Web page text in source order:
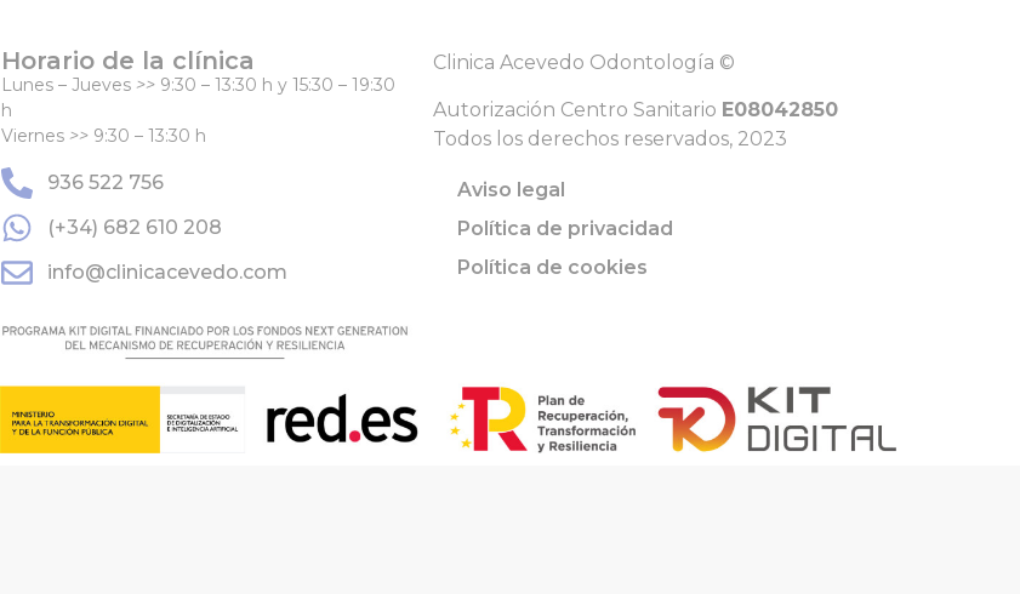
Horario de la clínica
Lunes – Jueves >> 9:30 – 13:30 h y 15:30 – 19:30
h
Viernes >> 9:30 – 13:30 h
936 522 756
(+34) 682 610 208
info@clinicacevedo.com
Clinica Acevedo Odontología ©
Autorización Centro Sanitario E08042850
Todos los derechos reservados, 2023
Aviso legal
Política de privacidad
Política de cookies